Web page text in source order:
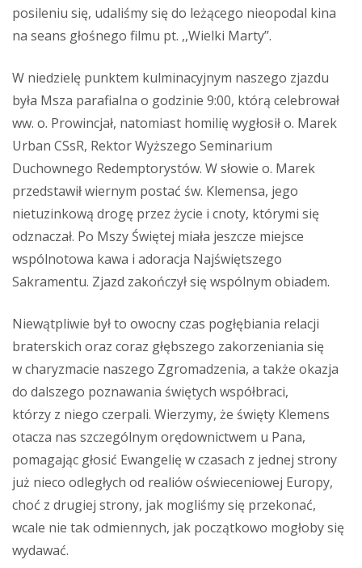
posileniu się, udaliśmy się do leżącego nieopodal kina
na seans głośnego filmu pt. ,,Wielki Marty’’.
W niedzielę punktem kulminacyjnym naszego zjazdu
była Msza parafialna o godzinie 9:00, którą celebrował
ww. o. Prowincjał, natomiast homilię wygłosił o. Marek
Urban CSsR, Rektor Wyższego Seminarium
Duchownego Redemptorystów. W słowie o. Marek
przedstawił wiernym postać św. Klemensa, jego
nietuzinkową drogę przez życie i cnoty, którymi się
odznaczał. Po Mszy Świętej miała jeszcze miejsce
wspólnotowa kawa i adoracja Najświętszego
Sakramentu. Zjazd zakończył się wspólnym obiadem.
Niewątpliwie był to owocny czas pogłębiania relacji
braterskich oraz coraz głębszego zakorzeniania się
w charyzmacie naszego Zgromadzenia, a także okazja
do dalszego poznawania świętych współbraci,
którzy z niego czerpali. Wierzymy, że święty Klemens
otacza nas szczególnym orędownictwem u Pana,
pomagając głosić Ewangelię w czasach z jednej strony
już nieco odległych od realiów oświeceniowej Europy,
choć z drugiej strony, jak mogliśmy się przekonać,
wcale nie tak odmiennych, jak początkowo mogłoby się
wydawać.